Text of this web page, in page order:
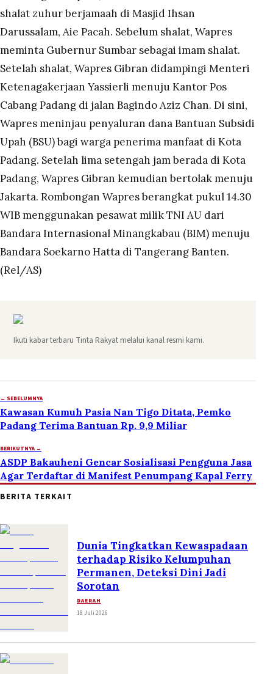
shalat zuhur berjamaah di Masjid Ihsan
Darussalam, Aie Pacah. Sebelum shalat, Wapres
meminta Gubernur Sumbar sebagai imam shalat.
Setelah shalat, Wapres Gibran didampingi Menteri
Ketenagakerjaan Yassierli menuju Kantor Pos
Cabang Padang di jalan Bagindo Aziz Chan. Di sini,
Wapres meninjau penyaluran dana Bantuan Subsidi
Upah (BSU) bagi warga penerima manfaat di Kota
Padang. Setelah lima setengah jam berada di Kota
Padang, Wapres Gibran kemudian bertolak menuju
Jakarta. Rombongan Wapres berangkat pukul 14.30
WIB menggunakan pesawat milik TNI AU dari
Bandara Internasional Minangkabau (BIM) menuju
Bandara Soekarno Hatta di Tangerang Banten.
(Rel/AS)
Ikuti kabar terbaru Tinta Rakyat melalui kanal resmi kami.
← SEBELUMNYA
Kawasan Kumuh Pasia Nan Tigo Ditata, Pemko
Padang Terima Bantuan Rp. 9,9 Miliar
BERIKUTNYA →
ASDP Bakauheni Gencar Sosialisasi Pengguna Jasa
Agar Terdaftar di Manifest Penumpang Kapal Ferry
BERITA TERKAIT
Dunia Tingkatkan Kewaspadaan
terhadap Risiko Kelumpuhan
Permanen, Deteksi Dini Jadi
Sorotan
DAERAH
18 Juli 2026